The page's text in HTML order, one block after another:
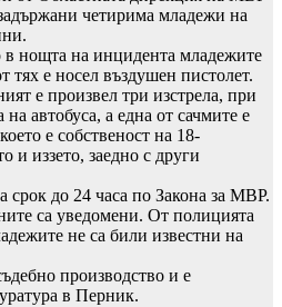
четирима младежи на
в нощта на инцидента младежите
тях е носел въздушен пистолет.
е произвел три изстрела, при
автобуса, а една от сачмите е
е собственост на 18-
и иззето, заедно с други
срок до 24 часа по Закона за МВР.
са уведомени. От полицията
не са били известни на
производство и е
в Перник.